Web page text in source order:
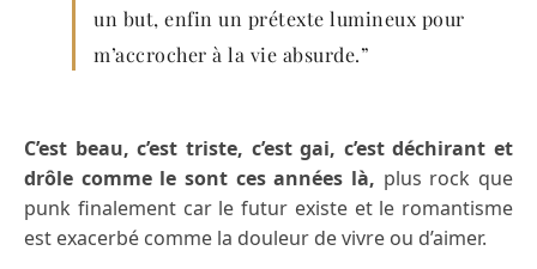
un but, enfin un prétexte lumineux pour
m’accrocher à la vie absurde.”
C’est beau, c’est triste, c’est gai, c’est déchirant et
drôle comme le sont ces années là, plus rock que
punk finalement car le futur existe et le romantisme
est exacerbé comme la douleur de vivre ou d’aimer.